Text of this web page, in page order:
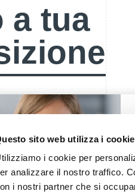
sito web utilizza i cookie
i cookie per
analizzare il nostro traffico.
i nostri partner che si
a tua